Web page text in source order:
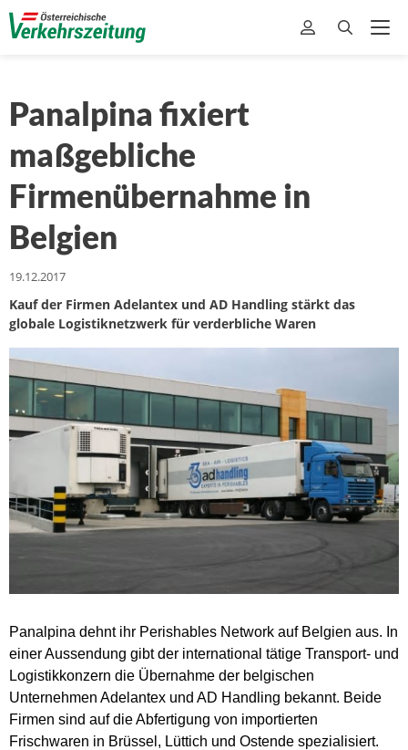
Panalpina fixiert
maßgebliche
Firmenübernahme in
Belgien
19.12.2017
Kauf der Firmen Adelantex und AD Handling stärkt das
globale Logistiknetzwerk für verderbliche Waren
Panalpina dehnt ihr Perishables Network auf Belgien aus. In
einer Aussendung gibt der international tätige Transport- und
Logistikkonzern die Übernahme der belgischen
Unternehmen Adelantex und AD Handling bekannt. Beide
Firmen sind aufdie Abfertigung von importierten
Frischwaren in Brüssel, Lüttich und Ostende spezialisiert.